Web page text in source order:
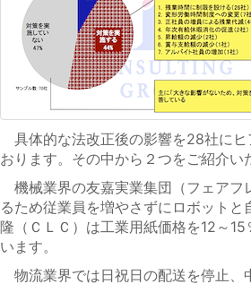
具体的な法改正後の影響を28社にヒ
おります。その中から２つをご紹介い
機械業界の友嘉実業集団（フェアフ
るため従業員を増やさずにロボット
隆（ＣＬＣ）は工業用紙価格を12～
います。
物流業界では日祝日の配送を停止、